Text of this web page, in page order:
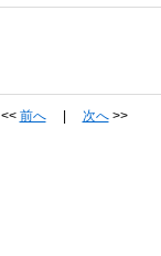
<< 前へ| 次へ>>